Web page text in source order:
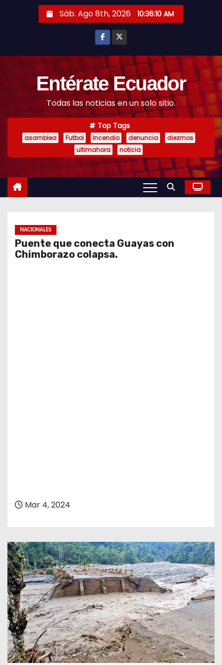
Sáb. Ago 8th, 2026 10:36:11 AM
Entérate Ecuador
Todas las noticias en un solo sitio.
Top Tags
asamblea Futbol Incendio denuncia
diezmos
ultimahora
noticia
NACIONALES
Puente que conecta Guayas con
Chimborazo colapsa.
Mar 4, 2024